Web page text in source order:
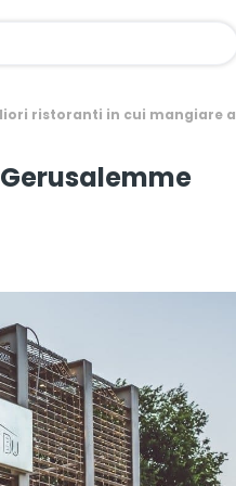
ristoranti in cui mangiare a